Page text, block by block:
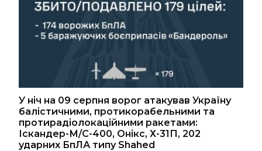
У ніч на 09 серпня ворог атакував Україну
балістичними, протикорабельними та
протирадіолокаційними ракетами:
Іскандер-М/С-400, Онікс, Х-31П, 202
ударних БпЛА типу Shahed